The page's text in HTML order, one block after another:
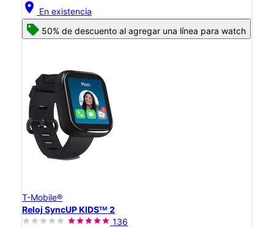
location_on En existencia
50% de descuento al agregar una línea para watch
T-Mobile®
Reloj SyncUP KIDSᵀᴹ 2
136